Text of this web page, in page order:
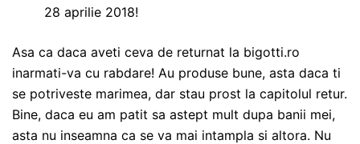
28 aprilie 2018!
Asa ca daca aveti ceva de returnat la bigotti.ro
inarmati-va cu rabdare! Au produse bune, asta daca ti
se potriveste marimea, dar stau prost la capitolul retur.
Bine, daca eu am patit sa astept mult dupa banii mei,
asta nu inseamna ca se va mai intampla si altora. Nu